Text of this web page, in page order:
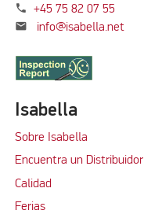
phone +45 75 82 07 55
mail info@isabella.net
Isabella
Sobre Isabella
Encuentra un Distribuidor
Calidad
Ferias